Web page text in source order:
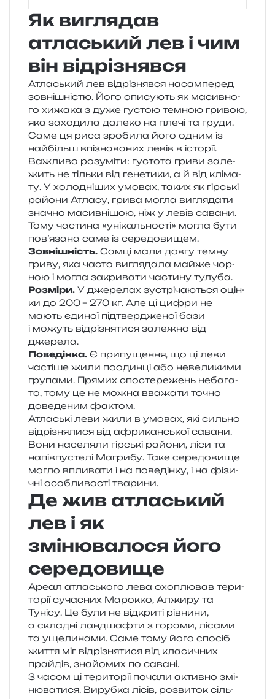
Як виглядав
атласький лев і чим
він відрізнявся
Атласький лев від­рі­зняв­ся насам­пе­ред
зов­ні­шні­стю. Його опи­су­ють як масив­но­
го хижа­ка з дуже густою тем­ною гри­вою,
яка захо­ди­ла дале­ко на плечі та груди.
Саме ця риса зро­би­ла його одним із
най­більш впі­зна­ва­них левів в історії.
Важливо розу­мі­ти: густо­та гриви зале­
жить не тіль­ки від гене­ти­ки, а й від клі­ма­
ту. У холо­дні­ших умо­вах, таких як гір­ські
райо­ни Атласу, грива могла вигля­да­ти
зна­чно масив­ні­шою, ніж у левів сава­ни.
Тому части­на «уні­каль­но­сті» могла бути
пов’язана саме із середовищем.
Зовнішність. Самці мали довгу темну
гриву, яка часто вигля­да­ла майже чор­
ною і могла закри­ва­ти части­ну тулуба.
Розміри. У дже­ре­лах зустрі­ча­ю­ться оцін­
ки до 200 – 270 кг. Але ці цифри не
мають єди­ної під­твер­дже­ної бази
і можуть від­рі­зня­ти­ся зале­жно від
джерела.
Поведінка. Є при­пу­ще­н­ня, що ці леви
часті­ше жили поо­дин­ці або неве­ли­ки­ми
гру­па­ми. Прямих спо­сте­ре­жень неба­га­
то, тому це не можна вва­жа­ти точно
дове­де­ним фактом.
Атлаські леви жили в умо­вах, які силь­но
від­рі­зня­ли­ся від афри­кан­ської сава­ни.
Вони насе­ля­ли гір­ські райо­ни, ліси та
напів­пу­сте­лі Магрибу. Таке сере­до­ви­ще
могло впли­ва­ти і на пове­дін­ку, і на фізи­
чні осо­бли­во­сті тварини.
Де жив атласький
лев і як
змінювалося його
середовище
Ареал атла­сько­го лева охо­плю­вав тери­
то­рії суча­сних Марокко, Алжиру та
Тунісу. Це були не від­кри­ті рів­ни­ни,
а скла­дні ланд­ша­фти з гора­ми, ліса­ми
та уще­ли­на­ми. Саме тому його спо­сіб
життя міг від­рі­зня­ти­ся від кла­си­чних
прай­дів, зна­йо­мих по савані.
З часом ці тери­то­рії поча­ли актив­но змі­
ню­ва­ти­ся. Вирубка лісів, роз­ви­ток сіль­